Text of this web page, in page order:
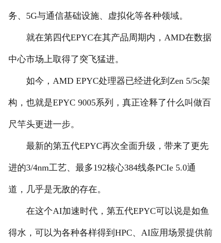
务、5G与通信基础设施、虚拟化等各种领域。
就在第四代EPYC在其产品周期内，AMD在数据
中心市场上取得了突飞猛进。
如今，AMD EPYC处理器已经进化到Zen 5/5c架
构，也就是EPYC 9005系列，真正诠释了什么叫做百
尺竿头更进一步。
最新的第五代EPYC再次全面升级，带来了更先
进的3/4nm工艺、最多192核心384线条PCIe 5.0通
道，几乎是无敌的存在。
在这个AI加速时代，第五代EPYC可以说是如鱼
得水，可以为各种各样得到HPC、AI应用场景提供前